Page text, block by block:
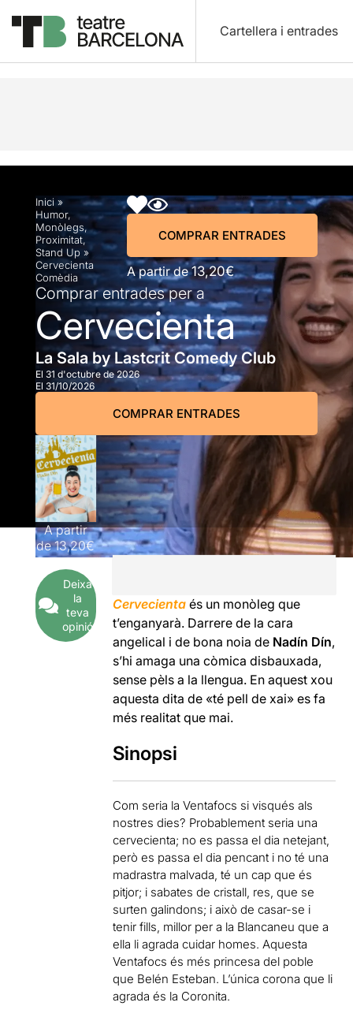
Cartellera i entrades
Descripció Horaris Fitxa artística Fotos i
Inici»
Humor,
Monòlegs,
Proximitat,
Stand Up »
Cervecienta
Comèdia
A partir de13,20€
COMPRAR ENTRADES
Comprar entrades per a
Cervecienta
La Sala by Lastcrit Comedy Club
El 31 d'octubre de 2026
El 31/10/2026
COMPRAR ENTRADES
A partir
de13,20€
Deixa
la
teva
opinió
Cervecienta és un monòleg que
t’enganyarà. Darrere de la cara
angelical i de bona noia de Nadín Dín,
s’hi amaga una còmica disbauxada,
sense pèls a la llengua. En aquest xou
aquesta dita de «té pell de xai» es fa
més realitat que mai.
Sinopsi
Com seria la Ventafocs si visqués als
nostres dies? Probablement seria una
cervecienta; no es passa el dia netejant,
però es passa el dia pencant i no té una
madrastra malvada, té un cap que és
pitjor; i sabates de cristall, res, que se
surten galindons; i això de casar-se i
tenir fills, millor per a la Blancaneu que a
ella li agrada cuidar homes. Aquesta
Ventafocs és més princesa del poble
que Belén Esteban. L’única corona que li
agrada és la Coronita.